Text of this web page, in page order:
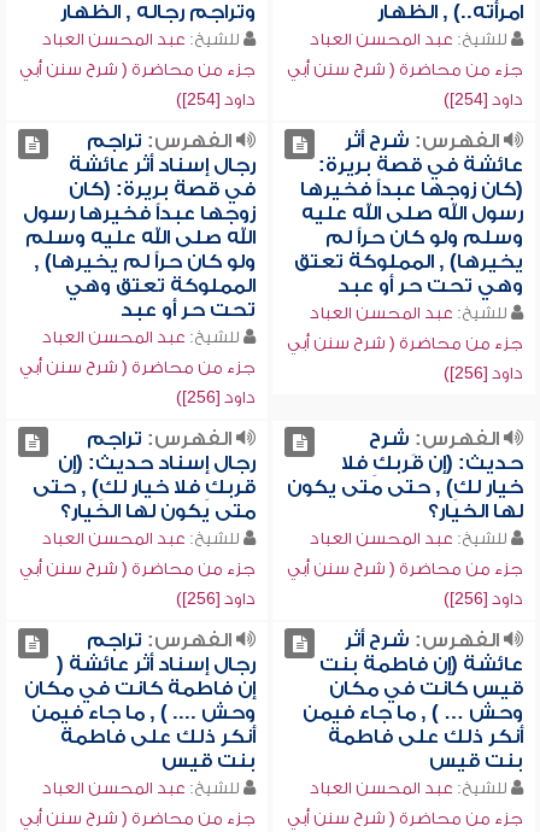
امرأته..) , الظهار
للشيخ: عبد المحسن العباد
جزء من محاضرة ( شرح سنن أبي
داود [254])
وتراجم رجاله , الظهار
للشيخ: عبد المحسن العباد
جزء من محاضرة ( شرح سنن أبي
داود [254])
الفهرس: شرح أثر
عائشة في قصة بريرة:
(كان زوجها عبداً فخيرها
رسول الله صلى الله عليه
وسلم ولو كان حراً لم
يخيرها) , المملوكة تعتق
وهي تحت حر أو عبد
للشيخ: عبد المحسن العباد
جزء من محاضرة ( شرح سنن أبي
داود [256])
الفهرس: تراجم
رجال إسناد أثر عائشة
في قصة بريرة: (كان
زوجها عبداً فخيرها رسول
الله صلى الله عليه وسلم
ولو كان حراً لم يخيرها) ,
المملوكة تعتق وهي
تحت حر أو عبد
للشيخ: عبد المحسن العباد
جزء من محاضرة ( شرح سنن أبي
داود [256])
الفهرس: شرح
حديث: (إن قَربكِ فلا
خيار لكِ) , حتى متى يكون
لها الخيار؟
للشيخ: عبد المحسن العباد
جزء من محاضرة ( شرح سنن أبي
داود [256])
الفهرس: تراجم
رجال إسناد حديث: (إن
قربكِ فلا خيار لكِ) , حتى
متى يكون لها الخيار؟
للشيخ: عبد المحسن العباد
جزء من محاضرة ( شرح سنن أبي
داود [256])
الفهرس: شرح أثر
عائشة (إن فاطمة بنت
قيس كانت في مكان
وحش … ) , ما جاء فيمن
أنكر ذلك على فاطمة
بنت قيس
للشيخ: عبد المحسن العباد
جزء من محاضرة ( شرح سنن أبي
الفهرس: تراجم
رجال إسناد أثر عائشة (
إن فاطمة كانت في مكان
وحش .... ) , ما جاء فيمن
أنكر ذلك على فاطمة
بنت قيس
للشيخ: عبد المحسن العباد
جزء من محاضرة ( شرح سنن أبي